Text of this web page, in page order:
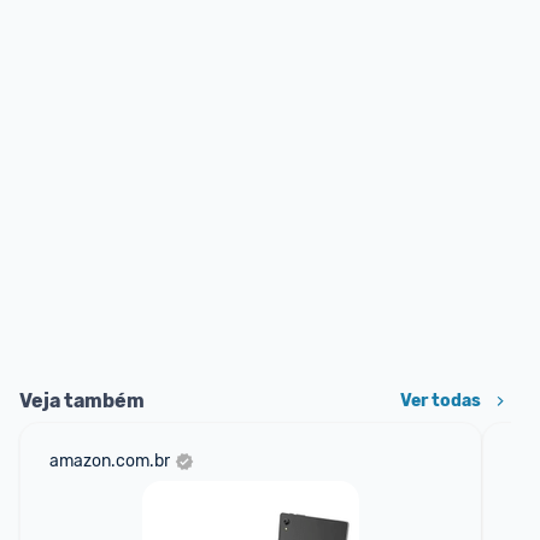
Veja também Ver todas
amazon.com.br